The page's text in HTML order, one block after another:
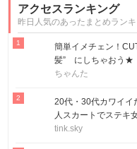
アクセスランキング
昨日人気のあったまとめラン
簡単イメチェン！
髪” にしちゃおう★
ちゃんた
20代・30代カワイイ
人スカートでステキ
tink.sky